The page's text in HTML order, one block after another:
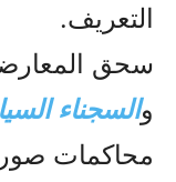
التعريف.
سحق
والسجناء
محاكمات